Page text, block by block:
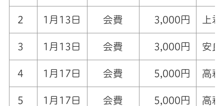
2 1月13日 会費 3,000円 上
3 1月13日 会費 3,000円 安
4 1月17日 会費 5,000円 高
5 1月17日 会費 5,000円 高